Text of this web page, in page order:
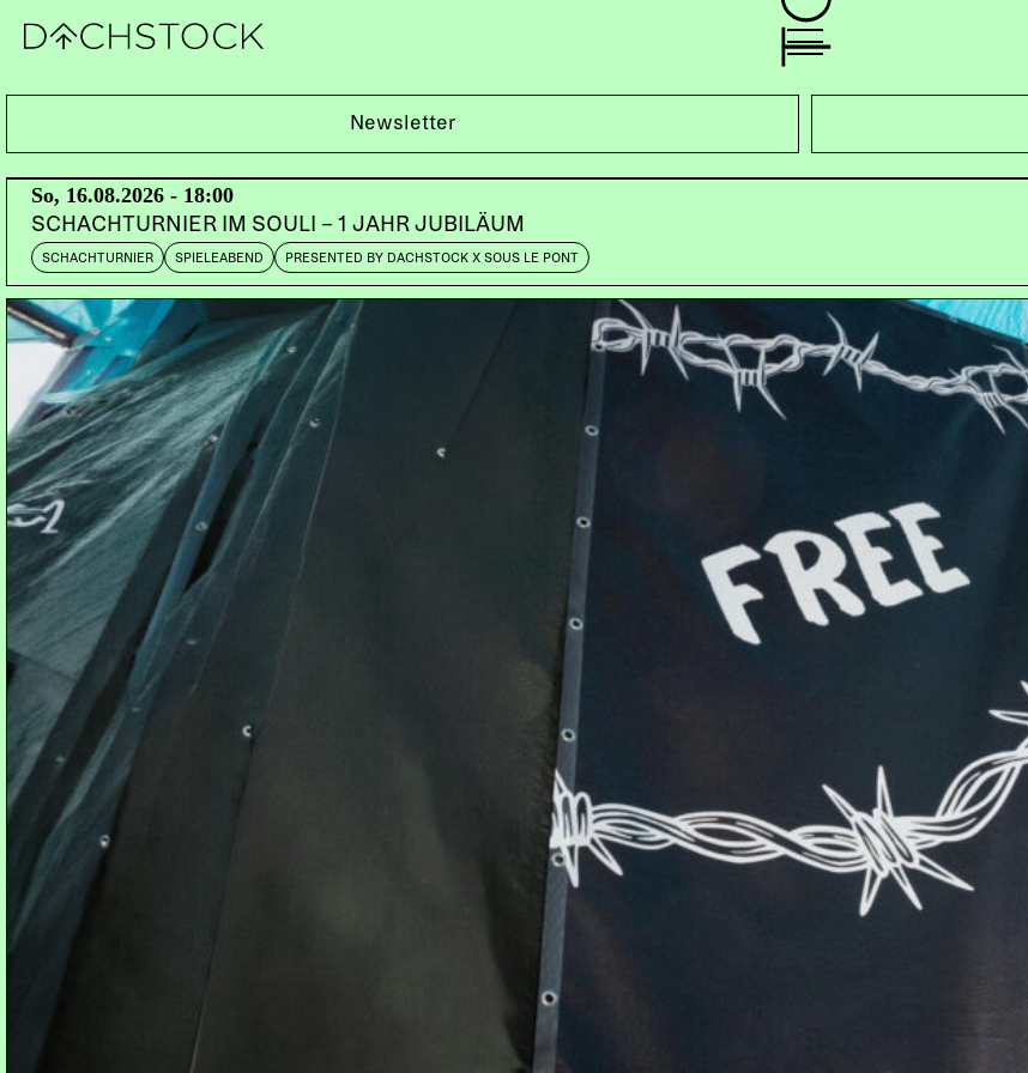
DOORS:22:30
Newsletter
So, 16.08.2026 - 18:00
SCHACHTURNIER IM SOULI – 1 JAHR JUBILÄUM
SCHACHTURNIER SPIELEABEND PRESENTED BY DACHSTOCK X SOUS LE PONT